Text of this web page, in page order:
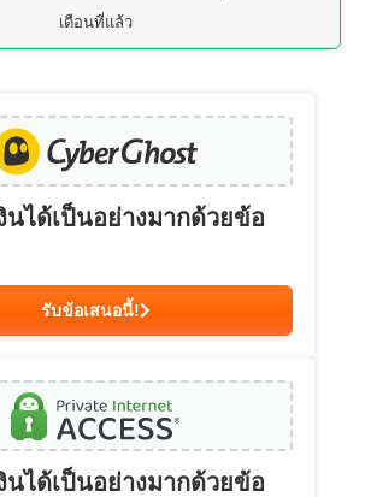
เดือนที่แล้ว
นได้เป็นอย่างมากด้วยข้อ
รับข้อเสนอนี้!
นได้เป็นอย่างมากด้วยข้อ